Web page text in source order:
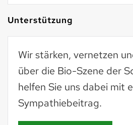
Unterstützung
Wir stärken, vernetzen
über die Bio-Szene der
helfen Sie uns dabei mit
Sympathiebeitrag.